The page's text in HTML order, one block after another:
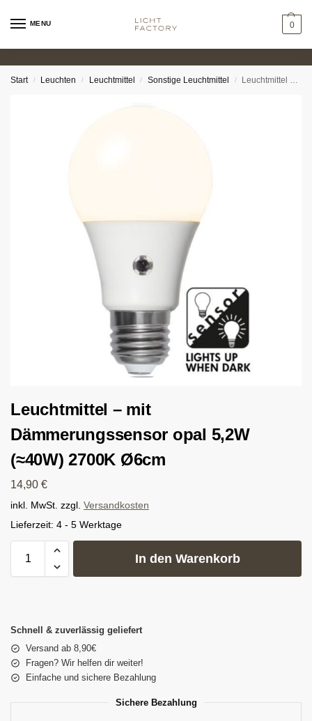
MENU 0
Start / Leuchten / Leuchtmittel / Sonstige Leuchtmittel / Leuchtmittel – mit Dämmerungssensor opal 5,2W (≈40W) 2700K Ø6cm
Leuchtmittel – mit
Dämmerungssensor opal 5,2W
(≈40W) 2700K Ø6cm
14,90 €
inkl. MwSt. zzgl. Versandkosten
Lieferzeit: 4 - 5 Werktage
In den Warenkorb
Schnell & zuverlässig geliefert
Versand ab 8,90€
Fragen? Wir helfen dir weiter!
Einfache und sichere Bezahlung
Sichere Bezahlung